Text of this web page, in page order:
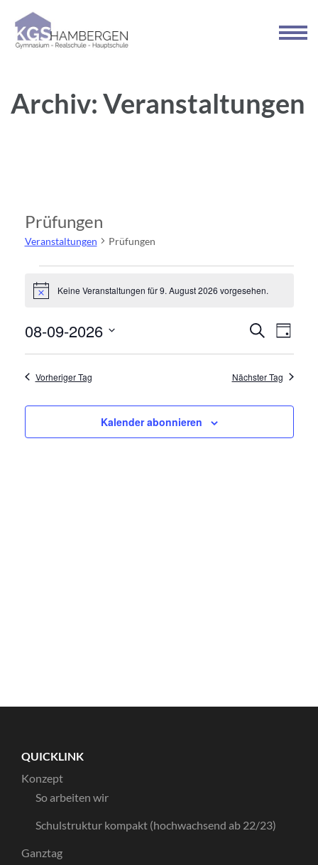
Inhalt
springen
Archiv:Veranstaltungen
Prüfungen
Veranstaltungen Prüfungen
Veranstaltungen
9.
HinweisKeine Veranstaltungen für 9. August 2026 vorgesehen.
Suche
und
Suche
Tag
08-09-2026
Datum
wählen.
Vorheriger Tag Nächster Tag
Kalender abonnieren
QUICKLINK
Konzept
So arbeiten wir
Schulstruktur kompakt (hochwachsend ab 22/23)
Ganztag